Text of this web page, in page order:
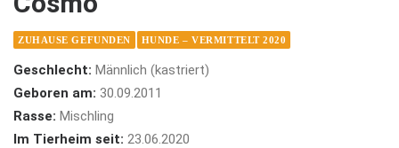
ZUHAUSE GEFUNDEN HUNDE – VERMITTELT 2020
Geschlecht: Männlich (kastriert)
Geboren am: 30.09.2011
Rasse: Mischling
Im Tierheim seit: 23.06.2020